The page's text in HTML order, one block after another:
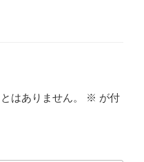
はありません。 ※ が付